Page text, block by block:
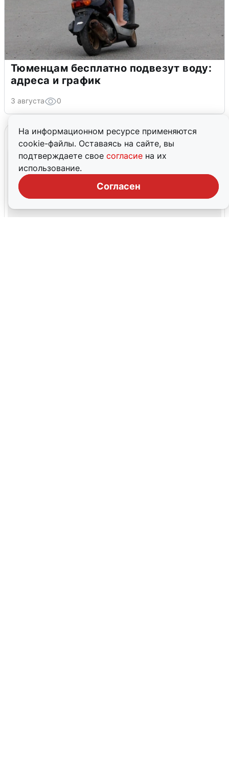
На информационном ресурсе применяются
cookie-файлы. Оставаясь на сайте, вы
подтверждаете свое согласие на их
использование.
Согласен
Тюменцам бесплатно подвезут воду:
адреса и график
3 августа 0